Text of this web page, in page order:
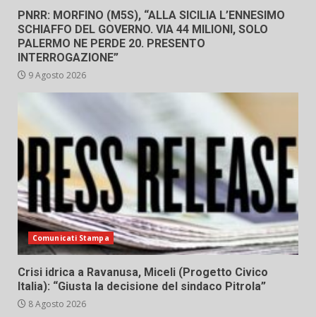
PNRR: MORFINO (M5S), “ALLA SICILIA L’ENNESIMO
SCHIAFFO DEL GOVERNO. VIA 44 MILIONI, SOLO
PALERMO NE PERDE 20. PRESENTO
INTERROGAZIONE”
9 Agosto 2026
Comunicati Stampa
Crisi idrica a Ravanusa, Miceli (Progetto Civico
Italia): “Giusta la decisione del sindaco Pitrola”
8 Agosto 2026